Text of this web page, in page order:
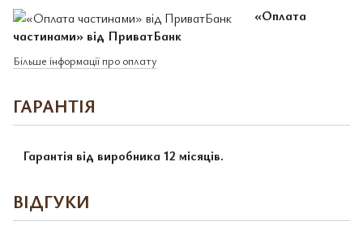
«Оплата
частинами» від ПриватБанк
Більше інформації про оплату
ГАРАНТІЯ
Гарантія від виробника 12 місяців.
ВІДГУКИ